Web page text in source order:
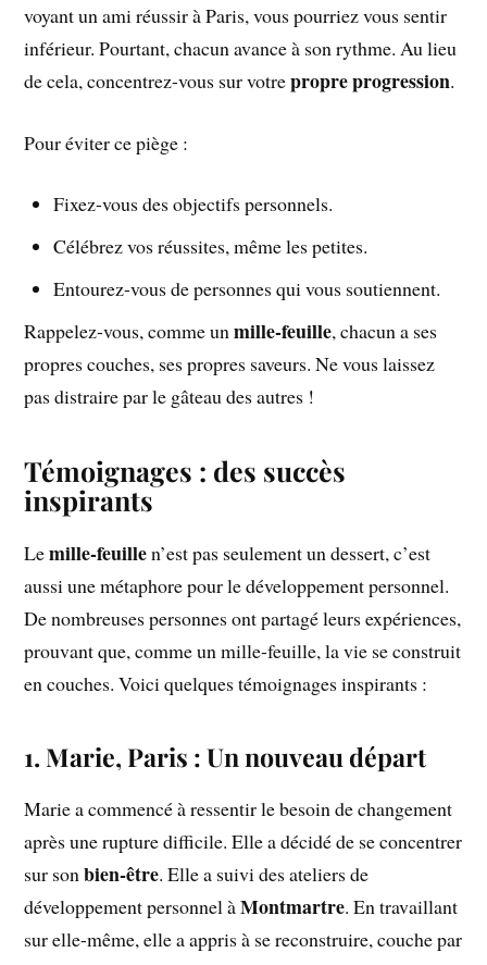
voyant un ami réussir à Paris, vous pourriez vous sentir
inférieur. Pourtant, chacun avance à son rythme. Au lieu
de cela, concentrez-vous sur votrepropre progression.
Pour éviter ce piège :
Fixez-vous des objectifs personnels.
Célébrez vos réussites, même les petites.
Entourez-vous de personnes qui vous soutiennent.
Rappelez-vous, comme unmille-feuille, chacun a ses
propres couches, ses propres saveurs. Ne vous laissez
pas distraire par le gâteau des autres !
Témoignages : des succès
inspirants
Lemille-feuillen’est pas seulement un dessert, c’est
aussi une métaphore pour le développement personnel.
De nombreuses personnes ont partagé leurs expériences,
prouvant que, comme un mille-feuille, la vie se construit
en couches. Voici quelques témoignages inspirants :
1. Marie, Paris : Un nouveau départ
Marie a commencé à ressentir le besoin de changement
après une rupture difficile. Elle a décidé de se concentrer
sur sonbien-être. Elle a suivi des ateliers de
développement personnel àMontmartre. En travaillant
sur elle-même, elle a appris à se reconstruire, couche par